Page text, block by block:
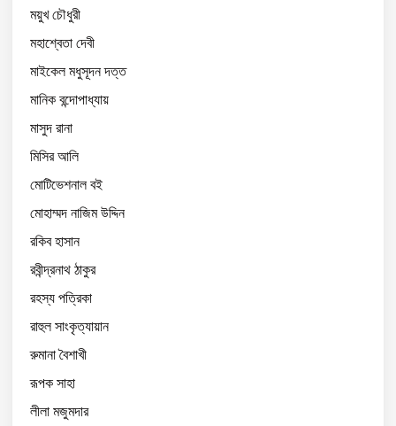
ময়ুখ চৌধুরী
মহাশ্বেতা দেবী
মাইকেল মধুসূদন দত্ত
মানিক বন্দোপাধ্যায়
মাসুদ রানা
মিসির আলি
মোটিভেশনাল বই
মোহাম্মদ নাজিম উদ্দিন
রকিব হাসান
রবীন্দ্রনাথ ঠাকুর
রহস্য পত্রিকা
রাহুল সাংকৃত্যায়ান
রুমানা বৈশাখী
রূপক সাহা
লীলা মজুমদার